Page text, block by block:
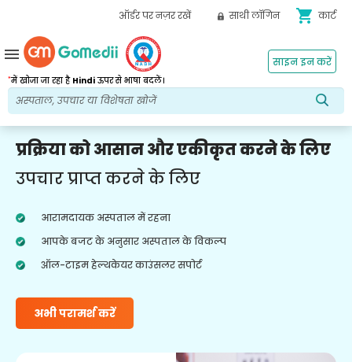
ऑर्डर पर नज़र रखें साथी लॉगिन shopping_cart कार्ट
*में खोजा जा रहा है Hindiऊपर से भाषा बदलें।
साइन इन करें
menu
प्रक्रिया को आसान और एकीकृत करने के लिए
उपचार प्राप्त करने के लिए
आरामदायक अस्पताल में रहना
आपके बजट के अनुसार अस्पताल के विकल्प
ऑल-टाइम हेल्थकेयर काउंसलर सपोर्ट
अभी परामर्श करें